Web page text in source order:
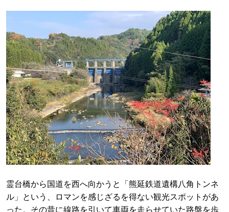
霊台橋から国道を西へ向かうと「熊延鉄道遺構八角トンネ
ル」という、ロマンを感じざるを得ない観光スポットがあ
った。その昔に線路を引いて車両を走らせていた路盤を歩